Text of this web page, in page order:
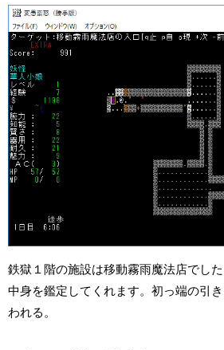
鉄獄１階の施設は移動霧雨魔法店でし
中身を鑑定してくれます。初っ端の引
われる。